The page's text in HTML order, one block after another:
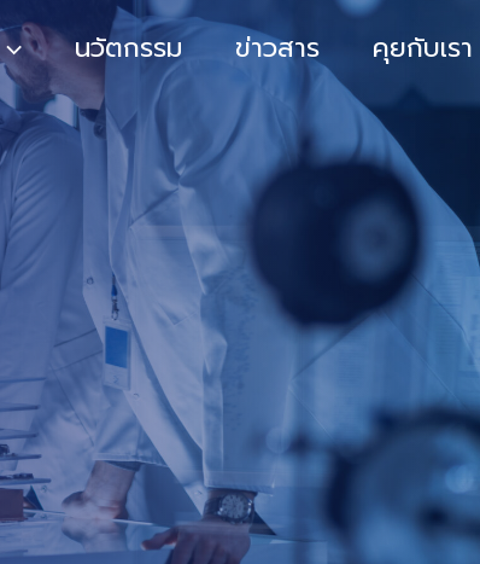
นวัตกรรม ข่าวสาร คุยกับเรา